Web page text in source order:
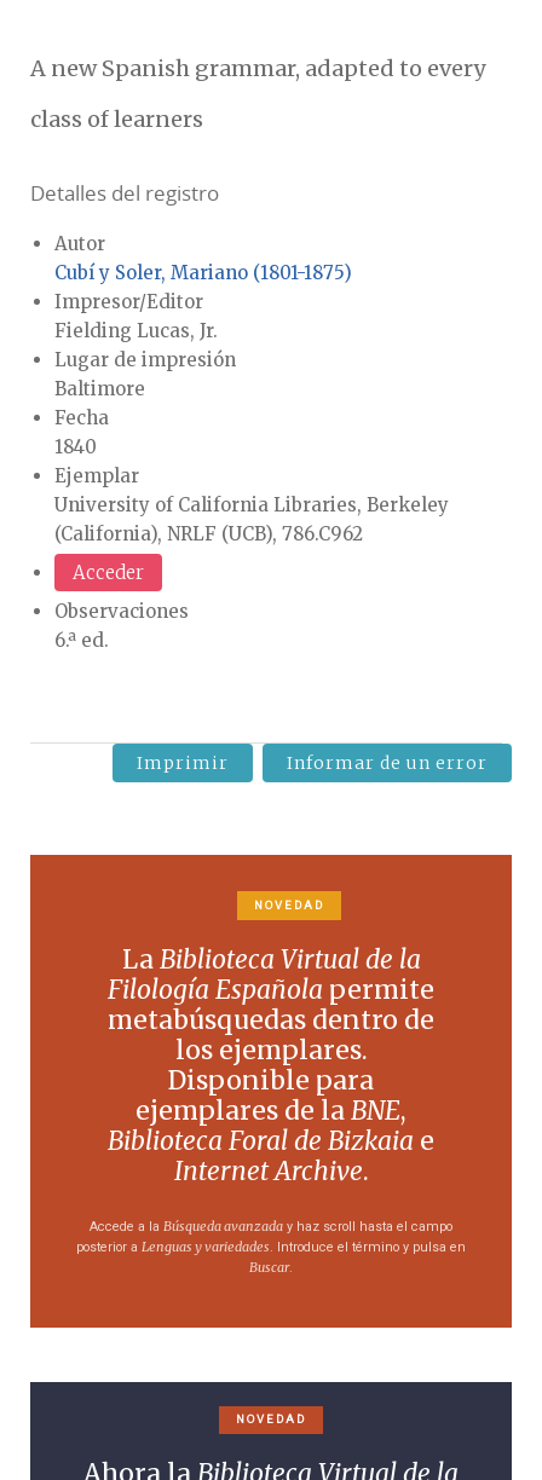
A new Spanish grammar, adapted to every
class of learners
Detalles del registro
Autor
Cubí y Soler, Mariano (1801-1875)
Impresor/Editor
Fielding Lucas, Jr.
Lugar de impresión
Baltimore
Fecha
1840
Ejemplar
University of California Libraries, Berkeley
(California), NRLF (UCB), 786.C962
Acceder
Observaciones
6.ª ed.
Imprimir Informar de un error
NOVEDAD
LaBiblioteca Virtual de la
Filología Española permite
metabúsquedas dentro de
los ejemplares.
Disponible para
ejemplares de laBNE,
Biblioteca Foral de Bizkaia e
Internet Archive.
Accede a la Búsqueda avanzada y haz scroll hasta el campo
posterior a Lenguas y variedades . Introduce el término y pulsa en
Buscar.
NOVEDAD